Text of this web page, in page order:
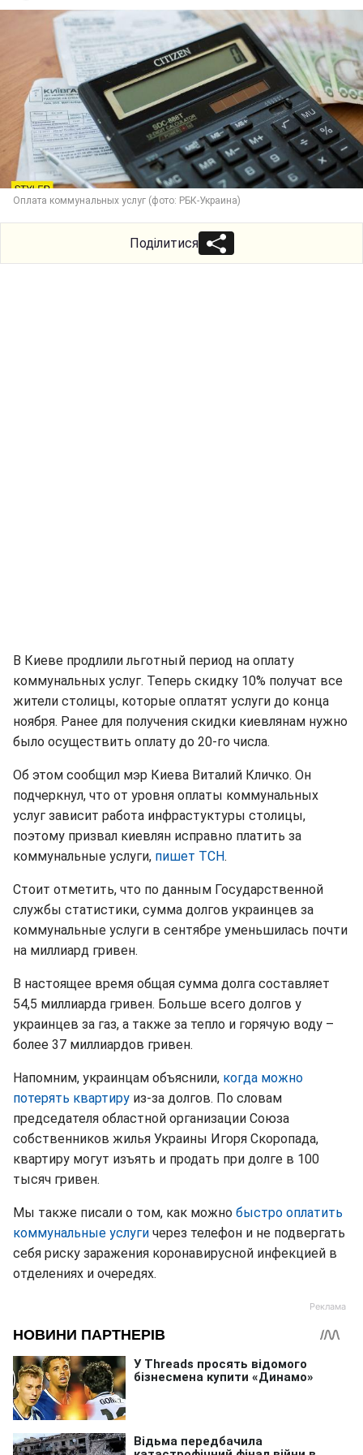
Оплата коммунальных услуг (фото: РБК-Украина)
Поділитися
В Киеве продлили льготный период на оплату
коммунальных услуг. Теперь скидку 10% получат все
жители столицы, которые оплатят услуги до конца
ноября. Ранее для получения скидки киевлянам нужно
было осуществить оплату до 20-го числа.
Об этом сообщил мэр Киева Виталий Кличко. Он
подчеркнул, что от уровня оплаты коммунальных
услуг зависит работа инфрастуктуры столицы,
поэтому призвал киевлян исправно платить за
коммунальные услуги, пишет ТСН.
Стоит отметить, что по данным Государственной
службы статистики, сумма долгов украинцев за
коммунальные услуги в сентябре уменьшилась почти
на миллиард гривен.
В настоящее время общая сумма долга составляет
54,5 миллиарда гривен. Больше всего долгов у
украинцев за газ, а также за тепло и горячую воду –
более 37 миллиардов гривен.
Напомним, украинцам объяснили, когда можно
потерять квартиру из-за долгов. По словам
председателя областной организации Союза
собственников жилья Украины Игоря Скоропада,
квартиру могут изъять и продать при долге в 100
тысяч гривен.
Мы также писали о том, как можно быстро оплатить
коммунальные услуги через телефон и не подвергать
себя риску заражения коронавирусной инфекцией в
отделениях и очередях.